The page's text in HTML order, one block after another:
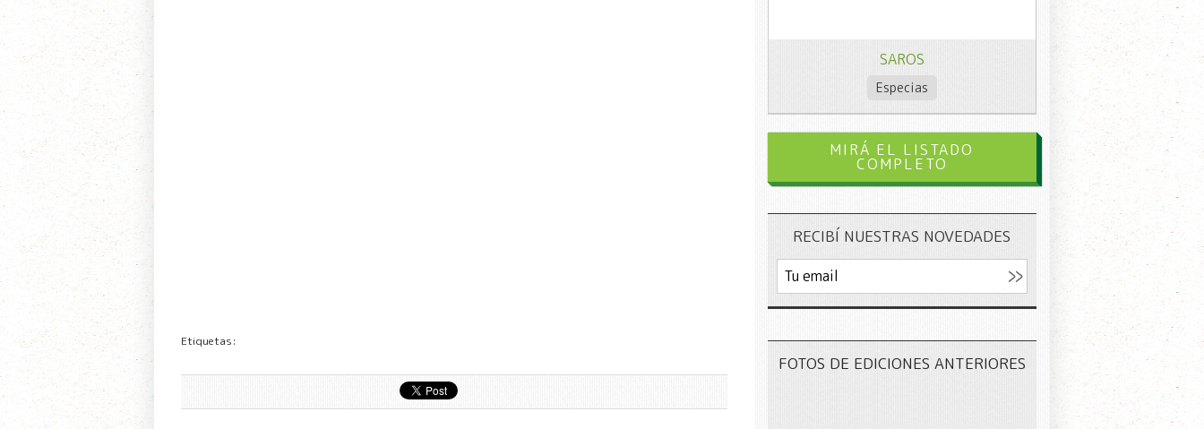
Etiquetas:
SAROS
Especias
MIRÁ EL LISTADO
COMPLETO
RECIBÍ NUESTRAS NOVEDADES
FOTOS DE EDICIONES ANTERIORES